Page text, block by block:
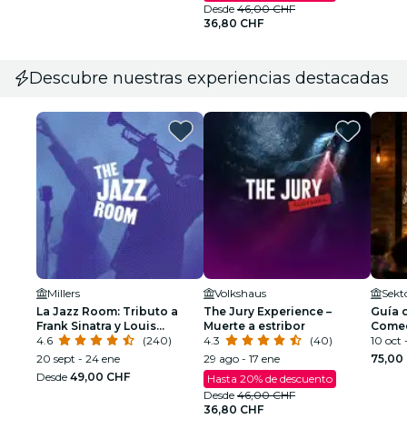
Desde 46,00 CHF
36,80 CHF
Descubre nuestras experiencias destacadas
Millers
La Jazz Room: Tributo a
Frank Sinatra y Louis
Armstrong
4.6
(240)
20 sept - 24 ene
Desde 49,00 CHF
Volkshaus
The Jury Experience –
Muerte a estribor
4.3
(40)
29 ago - 17 ene
Hasta 20% de descuento
Desde 46,00 CHF
36,80 CHF
Guía
10 oct
75,00